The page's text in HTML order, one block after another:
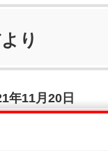
り
11月20日